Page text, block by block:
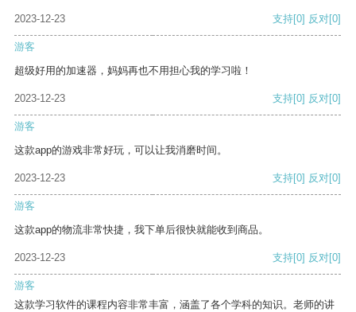
2023-12-23 支持[0] 反对[0]
游客
超级好用的加速器，妈妈再也不用担心我的学习啦！
2023-12-23 支持[0] 反对[0]
游客
这款app的游戏非常好玩，可以让我消磨时间。
2023-12-23 支持[0] 反对[0]
游客
这款app的物流非常快捷，我下单后很快就能收到商品。
2023-12-23 支持[0] 反对[0]
游客
这款学习软件的课程内容非常丰富，涵盖了各个学科的知识。老师的讲